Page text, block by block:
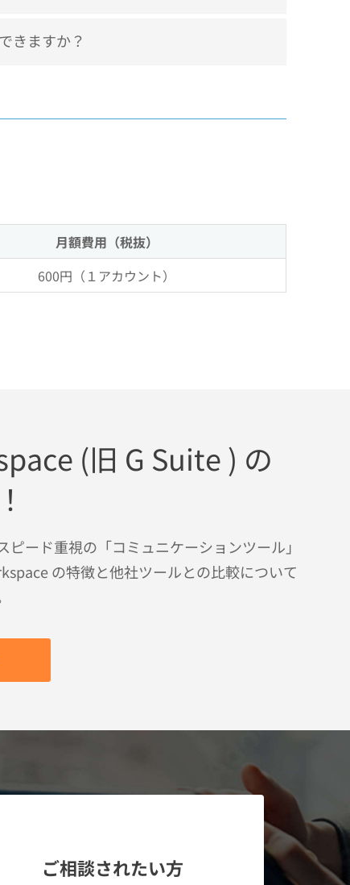
きますか？
月額費用（税抜）
600円（１アカウント）
(旧 G Suite ) の
ード重視の「コミュニケーションツール」
の特徴と他社ツールとの比較について
ご相談されたい方